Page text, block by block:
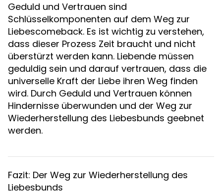
Geduld und Vertrauen sind
Schlüsselkomponenten auf dem Weg zur
Liebescomeback. Es ist wichtig zu verstehen,
dass dieser Prozess Zeit braucht und nicht
überstürzt werden kann. Liebende müssen
geduldig sein und darauf vertrauen, dass die
universelle Kraft der Liebe ihren Weg finden
wird. Durch Geduld und Vertrauen können
Hindernisse überwunden und der Weg zur
Wiederherstellung des Liebesbunds geebnet
werden.
Fazit: Der Weg zur Wiederherstellung des
Liebesbunds